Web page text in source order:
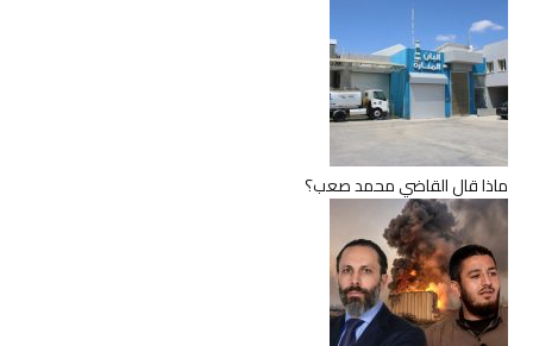
ماذا قال القاضي محمد صعب؟